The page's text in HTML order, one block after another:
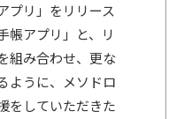
プリ」をリリース
帳アプリ」と、リ
組み合わせ、更な
ように、メソドロ
をしていただきた